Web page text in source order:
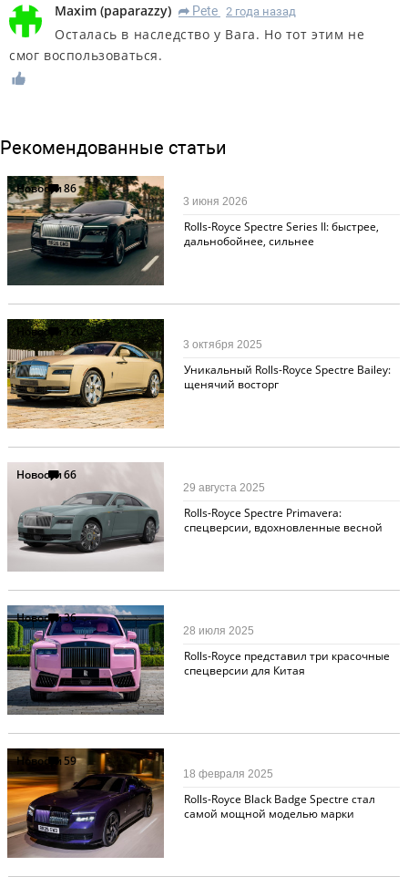
Maxim (paparazzy) R Pete 2 года назад
Осталась в наследство у Вага. Но тот этим не
смог воспользоваться.
Рекомендованные статьи
Новости86
Rolls-Royce Spectre Series II: быстрее,
дальнобойнее, сильнее
3 июня 2026
Новости120
Уникальный Rolls-Royce Spectre Bailey:
щенячий восторг
3 октября 2025
Новости66
Rolls-Royce Spectre Primavera:
спецверсии, вдохновленные весной
29 августа 2025
Новости36
Rolls-Royce представил три красочные
спецверсии для Китая
28 июля 2025
Новости59
Rolls-Royce Black Badge Spectre стал
самой мощной моделью марки
18 февраля 2025